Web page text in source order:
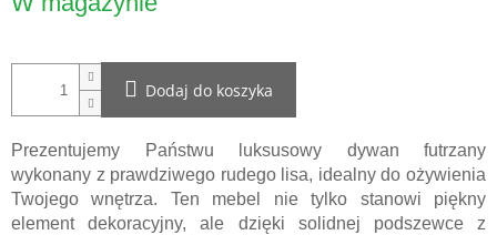
jednostkowa:
Dodaj do koszyka
Prezentujemy Państwu luksusowy dywan futrzany
wykonany z prawdziwego rudego lisa, idealny do ożywienia
Twojego wnętrza. Ten mebel nie tylko stanowi piękny
element dekoracyjny, ale dzięki solidnej podszewce z